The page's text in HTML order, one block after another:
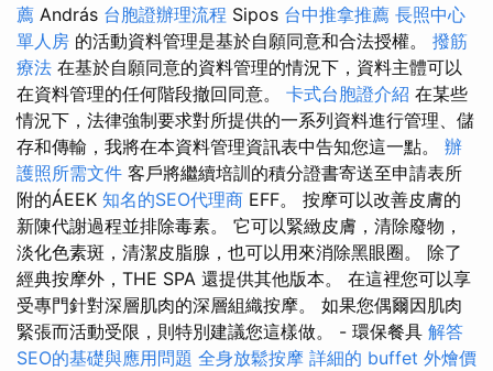
薦 András 台胞證辦理流程 Sipos 台中推拿推薦 長照中心
單人房 的活動資料管理是基於自願同意和合法授權。 撥筋
療法 在基於自願同意的資料管理的情況下，資料主體可以
在資料管理的任何階段撤回同意。 卡式台胞證介紹 在某些
情況下，法律強制要求對所提供的一系列資料進行管理、儲
存和傳輸，我將在本資料管理資訊表中告知您這一點。 辦
護照所需文件 客戶將繼續培訓的積分證書寄送至申請表所
附的ÁEEK 知名的SEO代理商 EFF。 按摩可以改善皮膚的
新陳代謝過程並排除毒素。 它可以緊緻皮膚，清除廢物，
淡化色素斑，清潔皮脂腺，也可以用來消除黑眼圈。 除了
經典按摩外，THE SPA 還提供其他版本。 在這裡您可以享
受專門針對深層肌肉的深層組織按摩。 如果您偶爾因肌肉
緊張而活動受限，則特別建議您這樣做。 - 環保餐具 解答
SEO的基礎與應用問題 全身放鬆按摩 詳細的 buffet 外燴價